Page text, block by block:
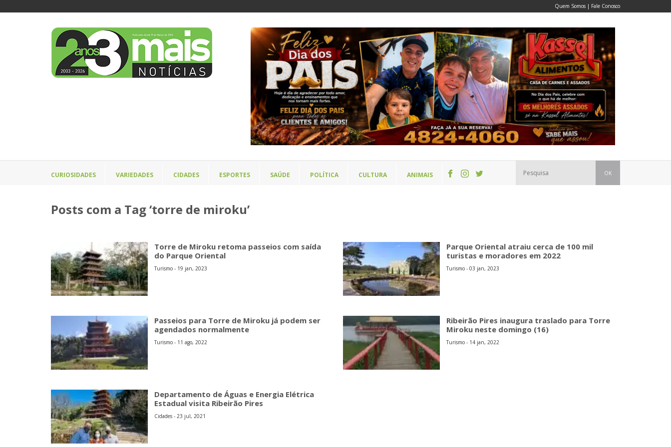
Quem Somos | Fale Conosco
CURIOSIDADES VARIEDADES CIDADES ESPORTES SAÚDE POLÍTICA CULTURA ANIMAIS OK
Posts com a Tag ‘torre de miroku’
Torre de Miroku retoma passeios com saída
do Parque Oriental
Turismo - 19 jan, 2023
Parque Oriental atraiu cerca de 100 mil
turistas e moradores em 2022
Turismo - 03 jan, 2023
Passeios para Torre de Miroku já podem ser
agendados normalmente
Turismo - 11 ago, 2022
Ribeirão Pires inaugura traslado para Torre
Miroku neste domingo (16)
Turismo - 14 jan, 2022
Departamento de Águas e Energia Elétrica
Estadual visita Ribeirão Pires
Cidades - 23 jul, 2021